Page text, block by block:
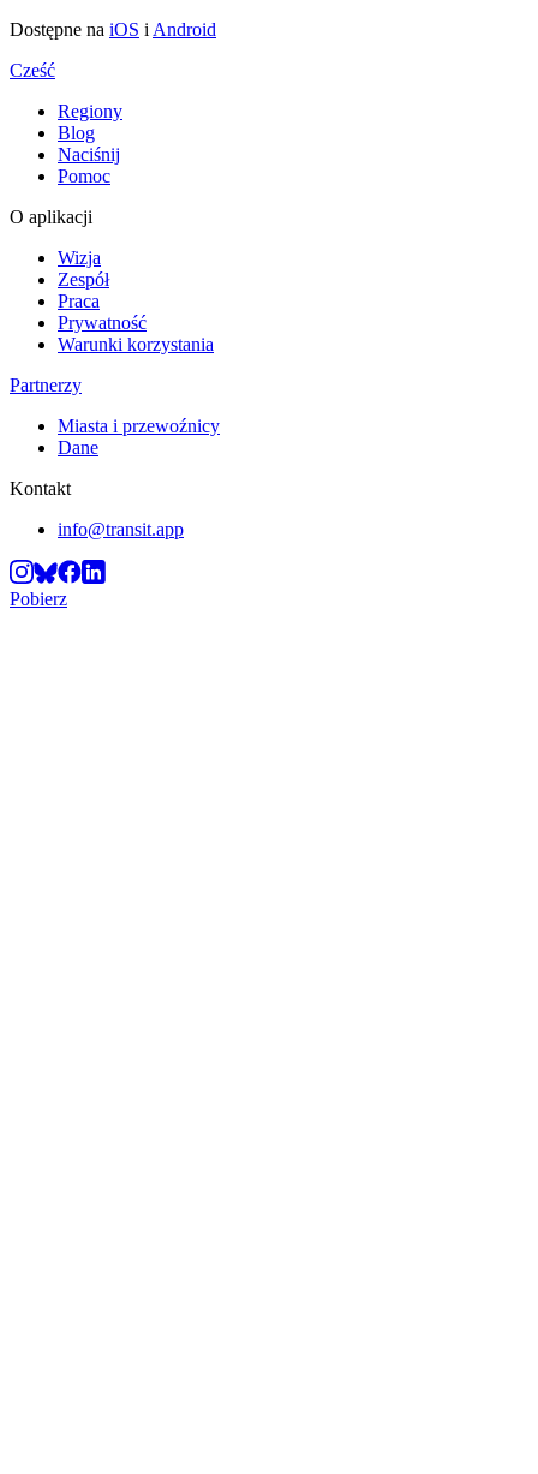
Dostępne na iOS i Android
Cześć
Regiony
Blog
Naciśnij
Pomoc
O aplikacji
Wizja
Zespół
Praca
Prywatność
Warunki korzystania
Partnerzy
Miasta i przewoźnicy
Dane
Kontakt
info@transit.app
Pobierz